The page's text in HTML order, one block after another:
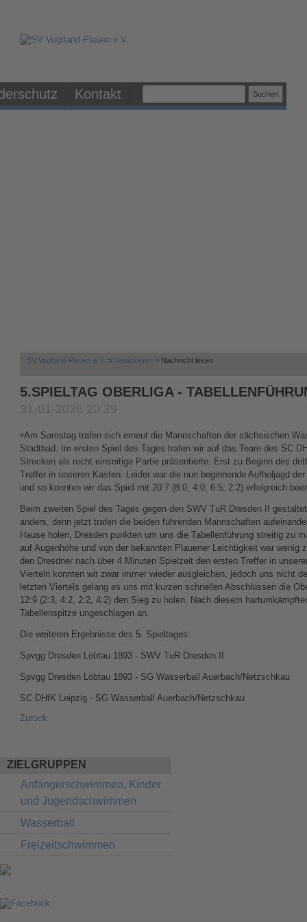
Kontakt
SV Vogtland Plauen e.V. Neuigkeiten Nachricht lesen
5.SPIELTAG OBERLIGA -
31-01-2026 20:29
Am Samstag trafen sich erneut die Mannschaften der sächsischen
Stadtbad. Im ersten Spiel des Tages trafen wir auf das Team des SC
Strecken als recht einseitige Partie präsentierte. Erst zu Beginn des
Treffer in unseren Kasten. Leider war die nun beginnende Aufholjagd
und so konnten wir das Spiel mit 20:7 (8:0, 4:0, 6:5, 2:2) erfolgreich
Beim zweiten Spiel des Tages gegen den SWV TuR Dresden II
anders, denn jetzt trafen die beiden führenden Mannschaften
Hause holen, Dresden punkten um uns die Tabellenführung streitig zu
auf Augenhöhe und von der bekannten Plauener Leichtigkeit war wenig
den Dresdner nach über 4 Minuten Spielzeit den ersten Treffer in
Vierteln konnten wir zwar immer wieder ausgleichen, jedoch uns nicht
letzten Viertels gelang es uns mit kurzen schnellen Abschlüssen die
12:9 (2:3, 4:2, 2:2, 4:2) den Sieg zu holen. Nach diesem
Tabellenspitze ungeschlagen an.
Die weiteren Ergebnisse des 5. Spieltages:
Spvgg Dresden Löbtau 1893 - SWV TuR Dresden
Spvgg Dresden Löbtau 1893 - SG Wasserball Auerbach/
SC DHfK Leipzig - SG Wasserball Auerbach/
Zurück
ZIELGRUPPEN
Navigation
überspringen
Anfängerschwimmen, Kinder
und Jugendschwimmen
Wasserball
Freizeitschwimmen